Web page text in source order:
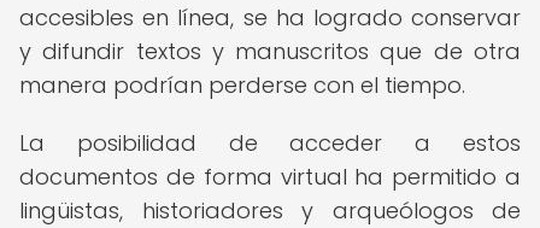
accesibles en línea, se ha logrado conservar
y difundir textos y manuscritos que de otra
manera podrían perderse con el tiempo.
La posibilidad de acceder a estos
documentos de forma virtual ha permitido a
lingüistas, historiadores y arqueólogos de